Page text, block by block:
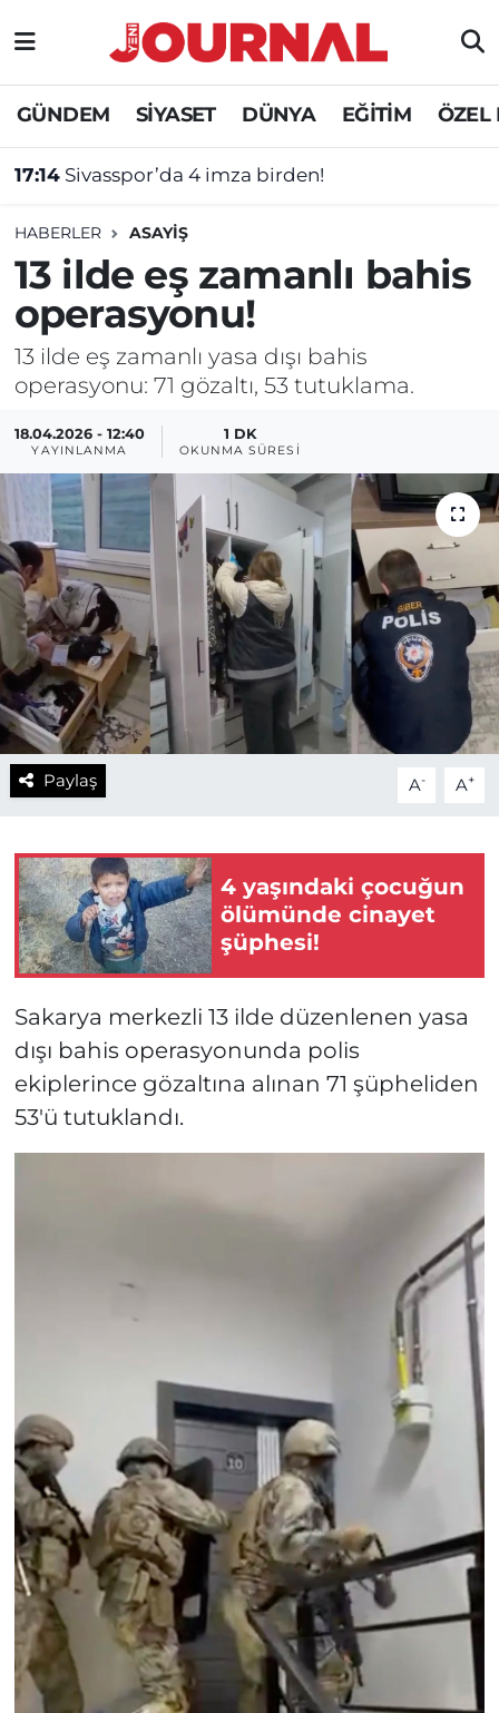
GÜNDEM SİYASET DÜNYA EĞİTİM ÖZEL
17:14 Sivasspor’da 4 imza birden!
HABERLER ASAYİŞ
13 ilde eş zamanlı bahis
operasyonu!
13 ilde eş zamanlı yasa dışı bahis
operasyonu: 71 gözaltı, 53 tutuklama.
18.04.2026 - 12:40
YAYINLANMA
1 DK
OKUNMA SÜRESI
Paylaş A- A+
4 yaşındaki çocuğun
ölümünde cinayet
şüphesi!
Sakarya merkezli 13 ilde düzenlenen yasa
dışı bahis operasyonunda polis
ekiplerince gözaltına alınan 71 şüpheliden
53'ü tutuklandı.
GÜNDEM
SİYASET
DÜNYA
EĞİTİM
ÖZEL HABER
Nöbetçi Eczaneler
Hava Durumu
Süper Lig Puan Durumu ve Fikstür
Tüm Manşetler
Son Dakika Haberleri
Haber Arşivi